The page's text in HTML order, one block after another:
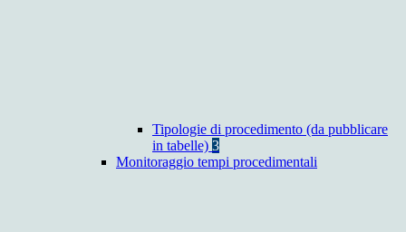
Tipologie di procedimento (da pubblicare
in tabelle) 3
Monitoraggio tempi procedimentali